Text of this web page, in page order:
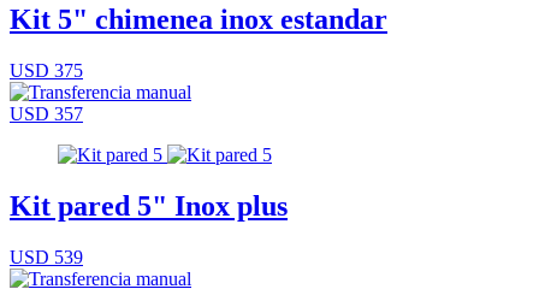
Kit 5" chimenea inox estandar
USD 375
USD 357
Kit pared 5" Inox plus
USD 539